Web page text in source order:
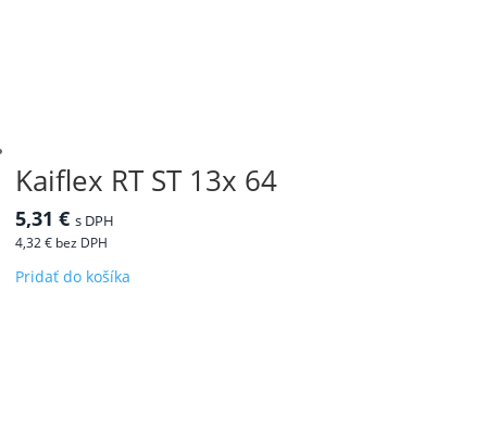
Kaiflex RT ST 13x 64
5,31 € s DPH
4,32€ bez DPH
Pridať do košíka